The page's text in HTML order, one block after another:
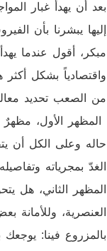
بعد أن يهدأ غبار
إليها يبشرنا بأن
مبكر، أقول عندما
واقتصادياً بشكل
من الصعب تحديد
المظهر الأول،
حاله وعلى الكل أن
الغدّ بمجرياته
المظهر الثاني، هل
العنصرية، وللأمانة
بالمزروع فينا: